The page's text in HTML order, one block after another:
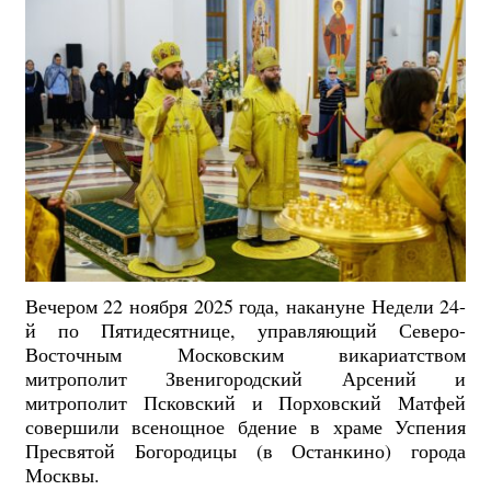
Вечером 22 ноября 2025 года, накануне Недели 24-
й по Пятидесятнице, управляющий Северо-
Восточным Московским викариатством
митрополит Звенигородский Арсений и
митрополит Псковский и Порховский Матфей
совершили всенощное бдение в храме Успения
Пресвятой Богородицы (в Останкино) города
Москвы.